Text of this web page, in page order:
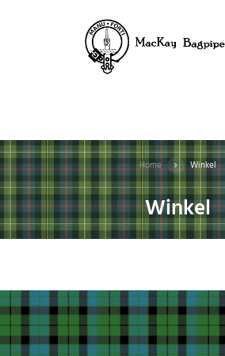
Home Winkel
Winkel